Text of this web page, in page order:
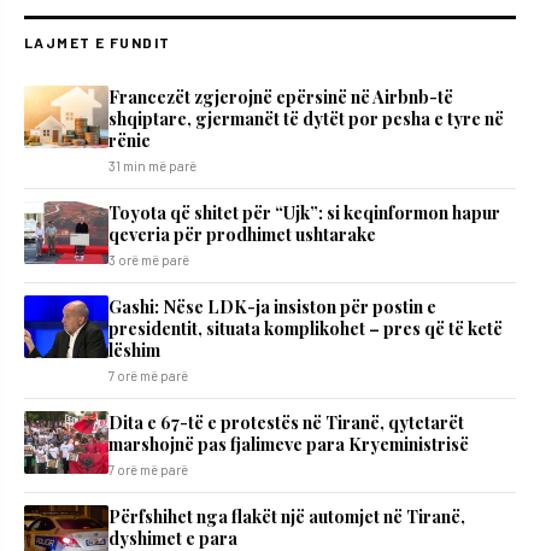
LAJMET E FUNDIT
Francezët zgjerojnë epërsinë në Airbnb-të
shqiptare, gjermanët të dytët por pesha e tyre në
rënie
31 min më parë
Toyota që shitet për “Ujk”: si keqinformon hapur
qeveria për prodhimet ushtarake
3 orë më parë
Gashi: Nëse LDK-ja insiston për postin e
presidentit, situata komplikohet – pres që të ketë
lëshim
7 orë më parë
Dita e 67-të e protestës në Tiranë, qytetarët
marshojnë pas fjalimeve para Kryeministrisë
7 orë më parë
Përfshihet nga flakët një automjet në Tiranë,
dyshimet e para